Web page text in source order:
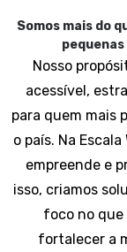
Somos mais do
Nosso
acessível,
para quem mais
o país. Na
empreende e
isso, criamos
foco no
fortalecer a